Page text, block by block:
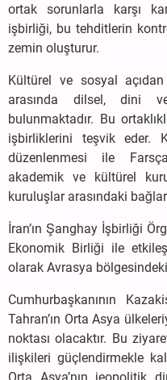
ortak sorunlarla karşı
işbirliği, bu tehditlerin
zemin oluşturur.
Kültürel ve sosyal
arasında dilsel, dini
bulunmaktadır. Bu
işbirliklerini teşvik eder.
düzenlenmesi ile
akademik ve kültürel
kuruluşlar arasındaki
İran’ın Şanghay İşbirliği
Ekonomik Birliği ile
olarak Avrasya
Cumhurbaşkanının
Tahran’ın Orta Asya
noktası olacaktır. Bu
ilişkileri güçlendirmekle